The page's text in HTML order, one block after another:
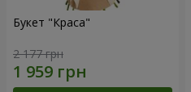
Букет "Краса"
2 177 грн